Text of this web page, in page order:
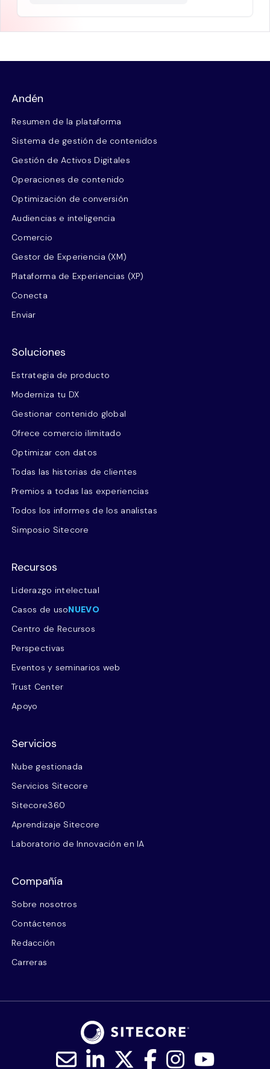
Andén
Resumen de la plataforma
Sistema de gestión de contenidos
Gestión de Activos Digitales
Operaciones de contenido
Optimización de conversión
Audiencias e inteligencia
Comercio
Gestor de Experiencia (XM)
Plataforma de Experiencias (XP)
Conecta
Enviar
Soluciones
Estrategia de producto
Moderniza tu DX
Gestionar contenido global
Ofrece comercio ilimitado
Optimizar con datos
Todas las historias de clientes
Premios a todas las experiencias
Todos los informes de los analistas
Simposio Sitecore
Recursos
Liderazgo intelectual
Casos de usoNUEVO
Centro de Recursos
Perspectivas
Eventos y seminarios web
Trust Center
Apoyo
Servicios
Nube gestionada
Servicios Sitecore
Sitecore360
Aprendizaje Sitecore
Laboratorio de Innovación en IA
Compañía
Sobre nosotros
Contáctenos
Redacción
Carreras